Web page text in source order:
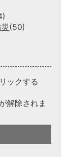
(50)
ックする
解除されま